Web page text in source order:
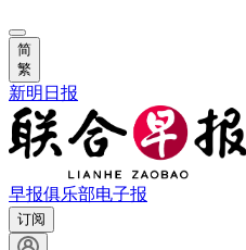
简
繁
新明日报
早报俱乐部电子报
订阅